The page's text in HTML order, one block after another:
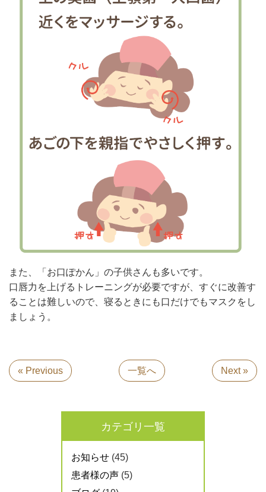
また、「お口ぽかん」の子供さんも多いです。
口唇力を上げるトレーニングが必要ですが、すぐに改善す
ることは難しいので、寝るときにも口だけでもマスクをし
ましょう。
« Previous 一覧へ Next »
カテゴリ一覧
お知らせ (45)
患者様の声 (5)